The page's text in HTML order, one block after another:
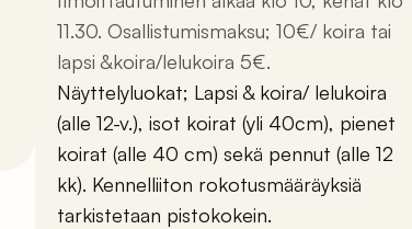
11.30. Osallistumismaksu; 10€/ koira tai
lapsi &koira/lelukoira 5€.
Näyttelyluokat; Lapsi & koira/ lelukoira
(alle 12-v.), isot koirat (yli 40cm), pienet
koirat (alle 40 cm) sekä pennut (alle 12
kk). Kennelliiton rokotusmääräyksiä
tarkistetaan pistokokein.